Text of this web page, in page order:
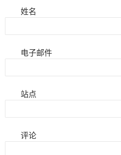
姓名
电子邮件
站点
评论